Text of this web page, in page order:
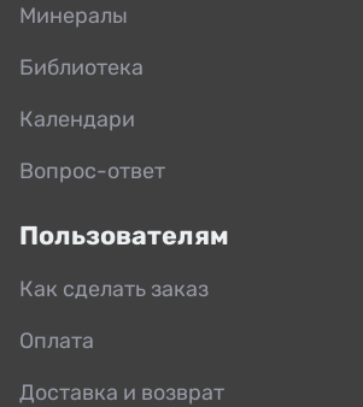
Минералы
Библиотека
Календари
Вопрос-ответ
Пользователям
Как сделать заказ
Оплата
Доставка и возврат